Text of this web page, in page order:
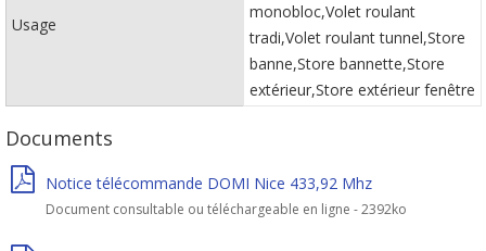
Usage
monobloc,Volet roulant
tradi,Volet roulant tunnel,Store
banne,Store bannette,Store
extérieur,Store extérieur fenêtre
Documents
Notice télécommande DOMI Nice 433,92 Mhz
Document consultable ou téléchargeable en ligne - 2392ko